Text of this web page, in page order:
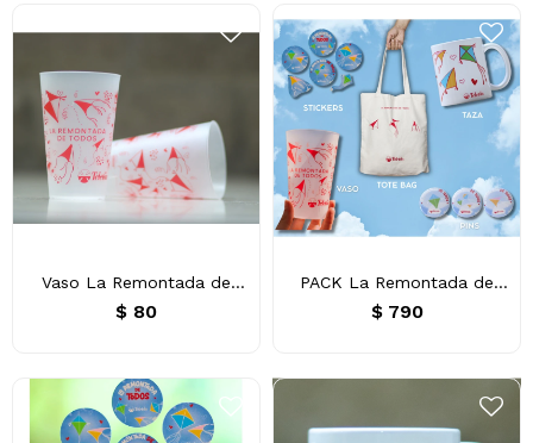
Vaso La Remontada de
Todos
$ 80
PACK La Remontada de
Todos
$ 790